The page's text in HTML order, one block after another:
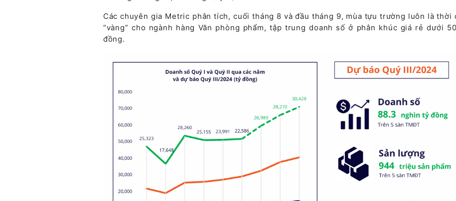
Các chuyên gia Metric phân tích, cuối tháng 8 và đầu tháng 9, mùa tựu trường luôn là thời
“vàng” cho ngành hàng Văn phòng phẩm, tập trung doanh số ở phân khúc giá rẻ dưới
đồng.